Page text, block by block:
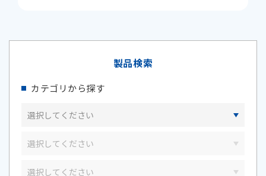
製品検索
カテゴリから探す